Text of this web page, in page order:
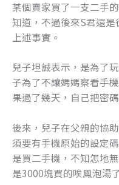
某個賣家買了一支二手
知道，不過後來S君還
上述事實。
兒子坦誠表示，是為了
子為了不讓媽媽察看手
果過了幾天，自己把密
後來，兒子在父親的協
須要有手機原始的設定
是買二手機，不知怎地
是3000塊買的唉鳳泡湯